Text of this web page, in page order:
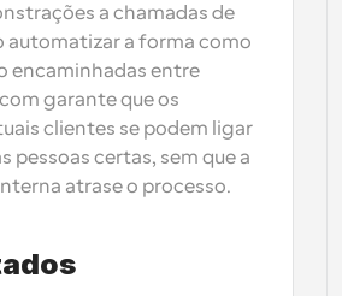
a chamadas de
automatizar a forma como
encaminhadas entre
garante que os
clientes se podem ligar
pessoas certas, sem que a
atrase o processo.